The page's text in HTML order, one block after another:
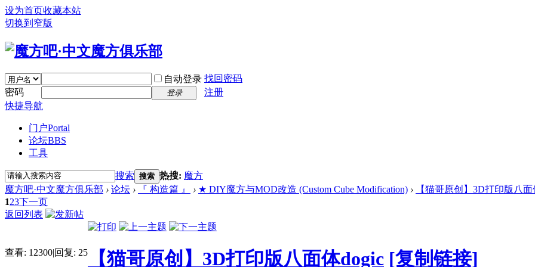
设为首页收藏本站
切换到窄版
自动登录 找回密码
密码
登录
注册
快捷导航
门户Portal
论坛BBS
工具
搜索 搜索 热搜: 魔方
魔方吧·中文魔方俱乐部 › 论坛 › 『 构造篇 』 › ★ DIY魔方与MOD改造 (Custom Cube Modification) ›
【猫哥原创】3D打印版八面
123下一页
返回列表
查看: 12300|回复: 25 【猫哥原创】3D打印版八面体dogic [复制链接]